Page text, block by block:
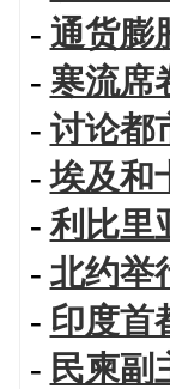
- 通货膨
- 寒流席
- 讨论都
-埃及和
-利比里
- 北约举
- 印度首
- 民柬副